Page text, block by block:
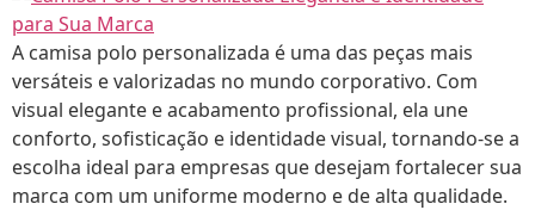
A camisa polo personalizada é uma das peças mais
versáteis e valorizadas no mundo corporativo. Com
visual elegante e acabamento profissional, ela une
conforto, sofisticação e identidade visual, tornando-se a
escolha ideal para empresas que desejam fortalecer sua
marca com um uniforme moderno e de alta qualidade.